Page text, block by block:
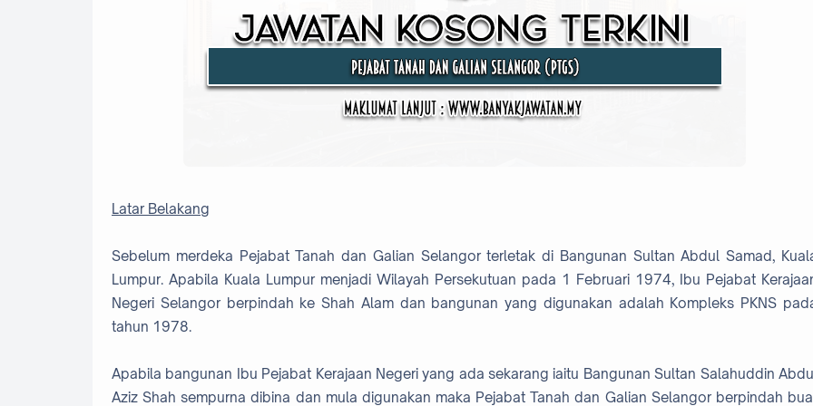
Latar Belakang
Sebelum merdeka Pejabat Tanah dan Galian Selangor terletak di Bangunan Sultan Abdul Samad,
Lumpur. Apabila Kuala Lumpur menjadi Wilayah Persekutuan pada 1 Februari 1974, Ibu Pejabat
Negeri Selangor berpindah ke Shah Alam dan bangunan yang digunakan adalah Kompleks PKNS
tahun 1978.
Apabila bangunan Ibu Pejabat Kerajaan Negeri yang ada sekarang iaitu Bangunan Sultan Salahuddin
Aziz Shah sempurna dibina dan mula digunakan maka Pejabat Tanah dan Galian Selangor berpindah